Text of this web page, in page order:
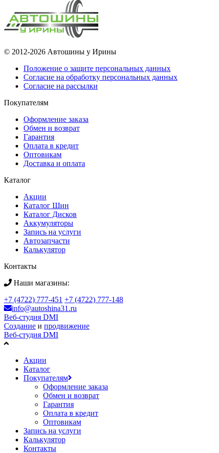
© 2012-2026 Автошины у Ирины
Положение о защите персональных данных
Согласие на обработку персональных данных
Согласие на рассылки
Покупателям
Оформление заказа
Обмен и возврат
Гарантия
Оплата в кредит
Оптовикам
Доставка и оплата
Каталог
Акции
Каталог Шин
Каталог Дисков
Аккумуляторы
Запись на услуги
Автозапчасти
Калькулятор
Контакты
Наши магазины:
+7 (4722) 777-451 +7 (4722) 777-148
info@autoshina31.ru
Веб-студия DMI
Создание и продвижение
Веб-студия DMI
Акции
Каталог
Покупателям
Оформление заказа
Обмен и возврат
Гарантия
Оплата в кредит
Оптовикам
Запись на услуги
Калькулятор
Контакты